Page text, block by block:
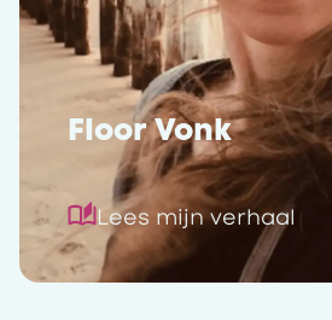
Floor Vonk
Lees mijn verhaal